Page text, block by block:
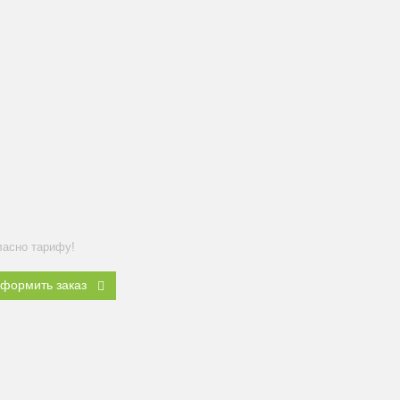
тарифу!
заказ